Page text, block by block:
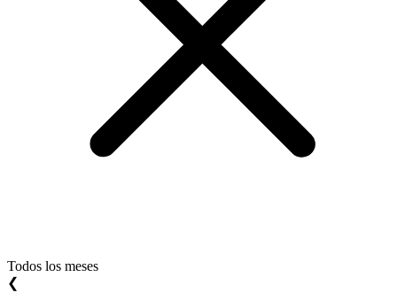
Todos los meses
❮